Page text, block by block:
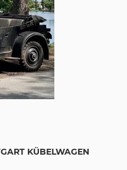
KÜBELWAGEN